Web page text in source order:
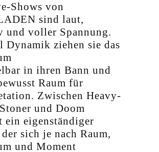
Shows von
sind laut,
und voller Spannung.
ziehen sie das
in ihren Bann und
Raum für
Zwischen Heavy-
und Doom
ein eigenständiger
sich je nach Raum,
und Moment